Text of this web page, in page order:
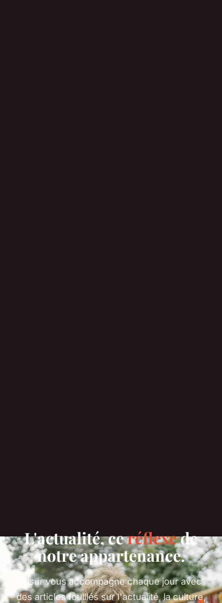
L'actualité, ceréflexede
notre appartenance.
Alsur vous accompagne chaque jour avec
des articles fouillés sur l'actualité, la culture,